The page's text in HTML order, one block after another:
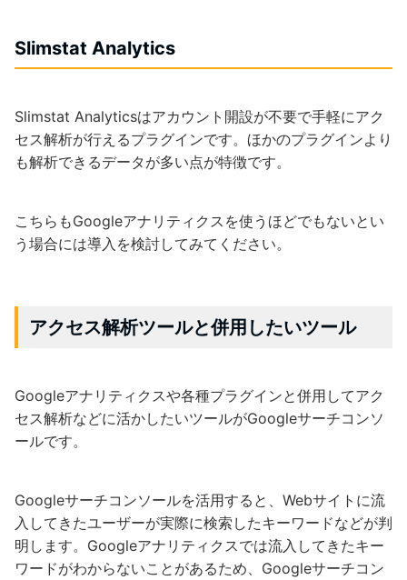
Slimstat Analytics
Slimstat Analyticsはアカウント開設が不要で手軽にアク
セス解析が行えるプラグインです。ほかのプラグインより
も解析できるデータが多い点が特徴です。
こちらもGoogleアナリティクスを使うほどでもないとい
う場合には導入を検討してみてください。
アクセス解析ツールと併用したいツール
Googleアナリティクスや各種プラグインと併用してアク
セス解析などに活かしたいツールがGoogleサーチコンソ
ールです。
Googleサーチコンソールを活用すると、Webサイトに流
入してきたユーザーが実際に検索したキーワードなどが判
明します。Googleアナリティクスでは流入してきたキー
ワードがわからないことがあるため、Googleサーチコン